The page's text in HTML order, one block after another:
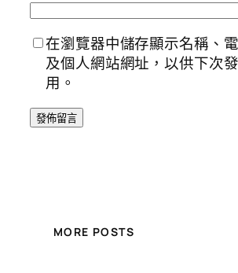
在瀏覽器中儲存顯示名稱、
及個人網站網址，以供下次
用。
MORE POSTS